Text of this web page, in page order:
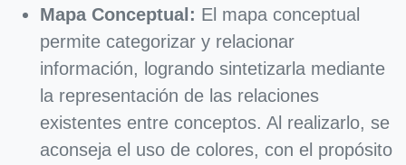
Mapa Conceptual: El mapa conceptual
permite categorizar y relacionar
información, logrando sintetizarla mediante
la representación de las relaciones
existentes entre conceptos. Al realizarlo, se
aconseja el uso de colores, con el propósito